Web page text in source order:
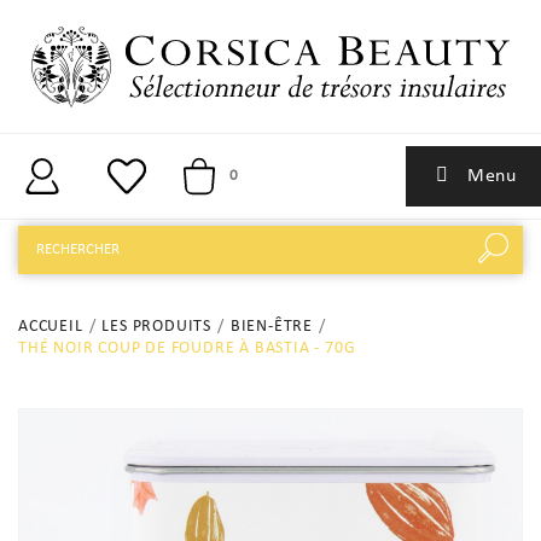
0 Menu
ACCUEIL LES PRODUITS
BIEN-ÊTRE
THÉ NOIR COUP DE FOUDRE À BASTIA - 70G